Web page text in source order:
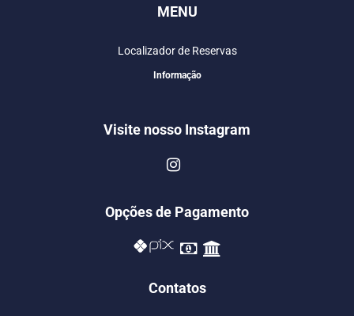
MENU
Localizador de Reservas
Informação
Visite nosso Instagram
Opções de Pagamento
Contatos